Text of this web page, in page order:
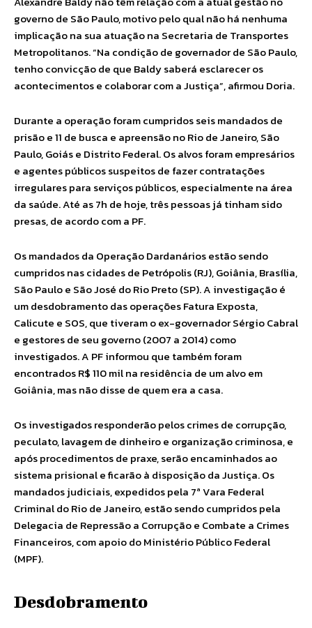
governo de São Paulo, motivo pelo qual não há nenhuma
implicação na sua atuação na Secretaria de Transportes
Metropolitanos. “Na condição de governador de São Paulo,
tenho convicção de que Baldy saberá esclarecer os
acontecimentos e colaborar com a Justiça”, afirmou Doria.
Durante a operação foram cumpridos seis mandados de
prisão e 11 de busca e apreensão no Rio de Janeiro, São
Paulo, Goiás e Distrito Federal. Os alvos foram empresários
e agentes públicos suspeitos de fazer contratações
irregulares para serviços públicos, especialmente na área
da saúde. Até as 7h de hoje, três pessoas já tinham sido
presas, de acordo com a PF.
Os mandados da Operação Dardanários estão sendo
cumpridos nas cidades de Petrópolis (RJ), Goiânia, Brasília,
São Paulo e São José do Rio Preto (SP). A investigação é
um desdobramento das operações Fatura Exposta,
Calicute e SOS, que tiveram o ex-governador Sérgio Cabral
e gestores de seu governo (2007 a 2014) como
investigados. A PF informou que também foram
encontrados R$ 110 mil na residência de um alvo em
Goiânia, mas não disse de quem era a casa.
Os investigados responderão pelos crimes de corrupção,
peculato, lavagem de dinheiro e organização criminosa, e
após procedimentos de praxe, serão encaminhados ao
sistema prisional e ficarão à disposição da Justiça. Os
mandados judiciais, expedidos pela 7ª Vara Federal
Criminal do Rio de Janeiro, estão sendo cumpridos pela
Delegacia de Repressão a Corrupção e Combate a Crimes
Financeiros, com apoio do Ministério Público Federal
(MPF).
Desdobramento